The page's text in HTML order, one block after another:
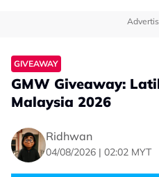
GIVEAWAY
GMW Giveaway:
Malaysia 2026
Ridhwan
04/08/2026 | 02:02 MYT